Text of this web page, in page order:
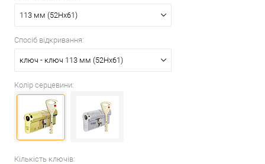
113 мм (52Hx61)
Спосіб відкривання:
ключ - ключ 113 мм (52Hx61)
Колір серцевини:
Кількість ключів: